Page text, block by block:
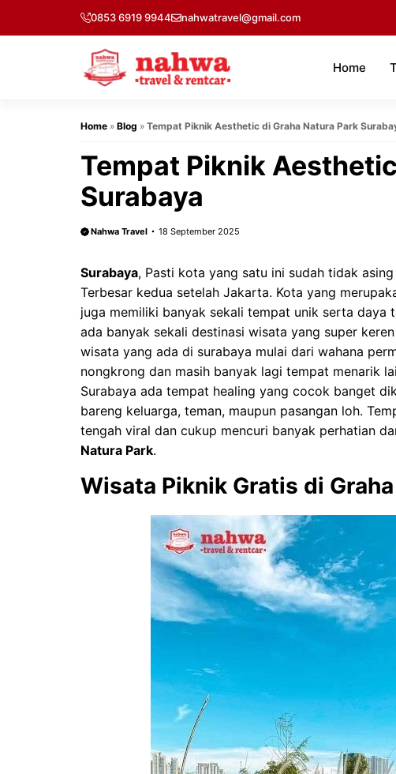
0853 6919 9944 nahwatravel@gmail.com
Home
Home » Blog » Tempat Piknik Aesthetic di Graha Natura Park
Tempat Piknik
Surabaya
Nahwa Travel 18 September 2025
Surabaya, Pasti kota yang satu ini sudah tidak
Terbesar kedua setelah Jakarta. Kota yang
juga memiliki banyak sekali tempat unik serta daya
ada banyak sekali destinasi wisata yang super
wisata yang ada di surabaya mulai dari wahana
nongkrong dan masih banyak lagi tempat menarik
Surabaya ada tempat healing yang cocok banget
bareng keluarga, teman, maupun pasangan loh.
tengah viral dan cukup mencuri banyak perhatian
Natura Park.
Wisata Piknik Gratis di